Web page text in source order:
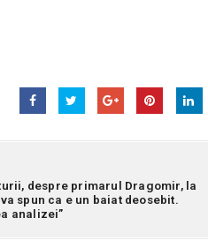
despre primarul Dragomir, la
spun ca e un baiat deosebit.
analizei”